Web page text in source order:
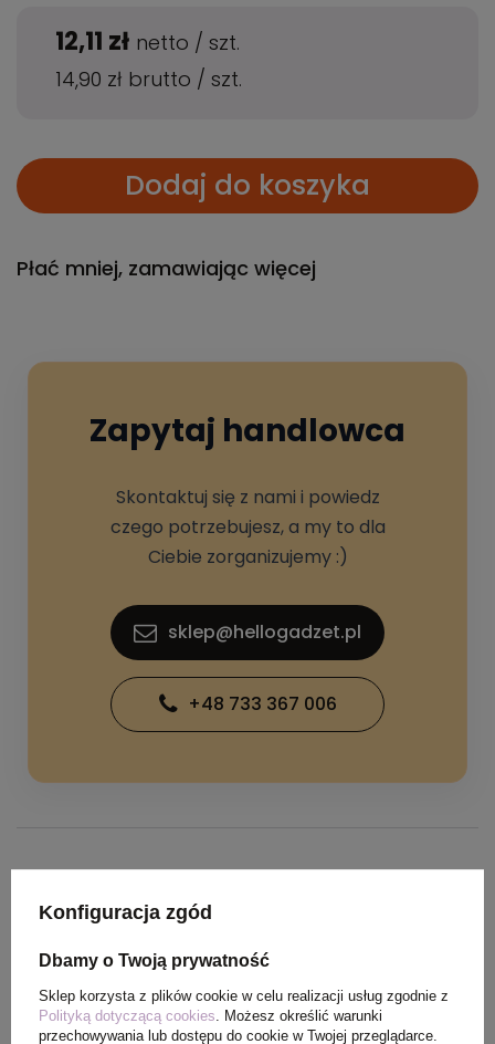
12,11 zł netto / szt.
14,90 zł brutto / szt.
Dodaj do koszyka
Płać mniej, zamawiając więcej
Zapytaj handlowca
Skontaktuj się z nami i powiedz
czego potrzebujesz, a my to dla
Ciebie zorganizujemy :)
sklep@hellogadzet.pl
+48 733 367 006
Kolor czerwony
Materiał Bawełna
Konfiguracja zgód
Dbamy o Twoją prywatność
Sklep korzysta z plików cookie w celu realizacji usług zgodnie z
Polityką dotyczącą cookies . Możesz określić warunki
przechowywania lub dostępu do cookie w Twojej przeglądarce.